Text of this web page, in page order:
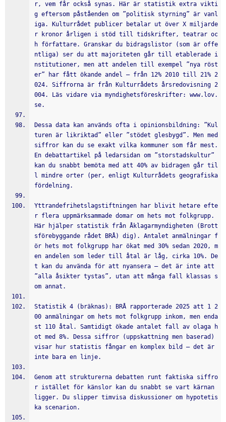
r, vem får också synas. Här är statistik extra vikti
g eftersom påståenden om ”politisk styrning” är vanl
iga. Kulturrådet publicer betalar ut över X miljarde
r kronor årligen i stöd till tidskrifter, teatrar oc
h författare. Granskar du bidragslistor (som är offe
ntliga) ser du att majoriteten går till etablerade i
nstitutioner, men att andelen till exempel ”nya röst
er” har fått ökande andel – från 12% 2010 till 21% 2
024. Siffrorna är från Kulturrådets årsredovisning 2
004. Läs vidare via myndighetsföreskrifter: www.lov.
se.
Dessa data kan används ofta i opinionsbildning: ”Kul
turen är likriktad” eller ”stödet glesbygd”. Men med
siffror kan du se exakt vilka kommuner som får mest.
En debattartikel på ledarsidan om ”storstadskultur”
kan du snabbt bemöta med att 40% av bidragen går til
l mindre orter (per, enligt Kulturrådets geografiska
fördelning.
Yttrandefrihetslagstiftningen har blivit hetare efte
r flera uppmärksammade domar om hets mot folkgrupp.
Här hjälper statistik från Åklagarmyndigheten (Brott
sförebyggande rådet BRÅ) dig). Antalet anmälningar f
ör hets mot folkgrupp har ökat med 30% sedan 2020, m
en andelen som leder till åtal är låg, cirka 10%. De
t kan du använda för att nyansera – det är inte att
”alla åsikter tystas”, utan att många fall klassas s
om annat.
Statistik 4 (bräknas): BRÅ rapporterade 2025 att 1 2
00 anmälningar om hets mot folkgrupp inkom, men enda
st 110 åtal. Samtidigt ökade antalet fall av olaga h
ot med 8%. Dessa siffror (uppskattning men baserad)
visar hur statistis fångar en komplex bild – det är
inte bara en linje.
Genom att strukturerna debatten runt faktiska siffro
r istället för känslor kan du snabbt se vart kärnan
ligger. Du slipper timvisa diskussioner om hypotetis
ka scenarion.